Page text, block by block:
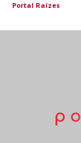
Portal Raízes